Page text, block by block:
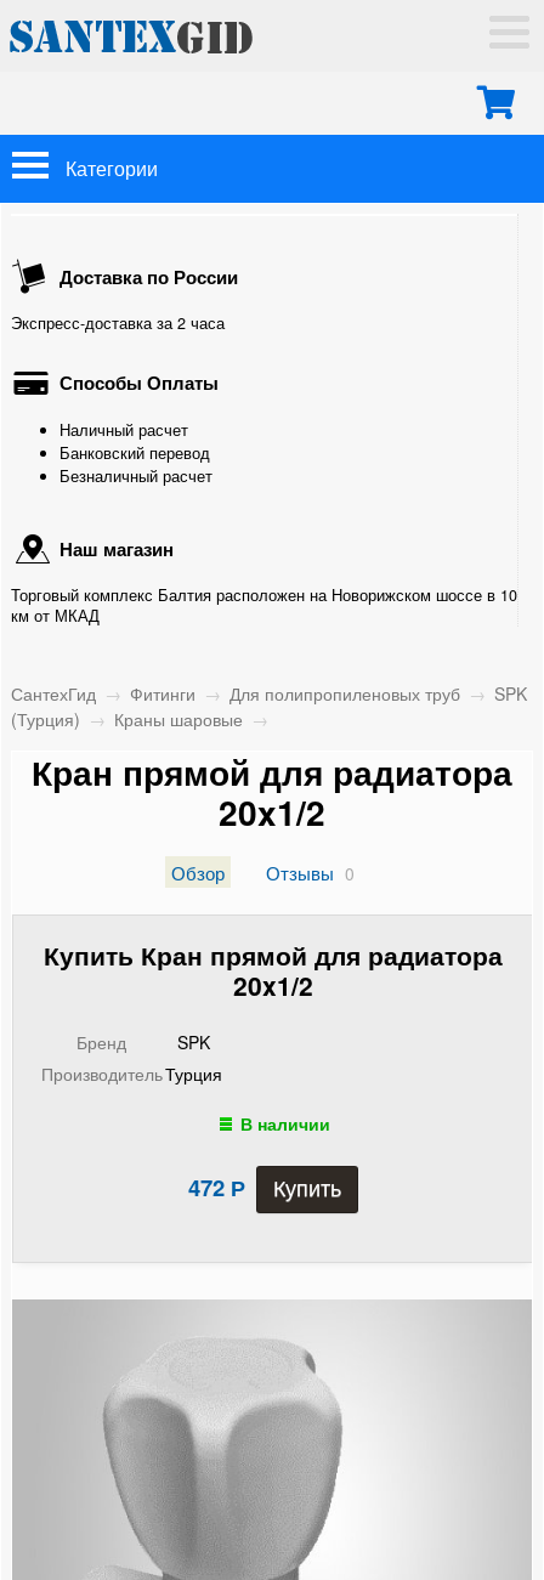
ГЛАВНАЯ
МОНТАЖ
КОНТАКТЫ
Категории
Трубы
Фитинги
Для труб из сшитого полиэтилена
SPK (Турция)
Комбинированная муфта НР
Разъемная муфта НР
Разъемная муфта ВР
Муфта с накидной гайкой
Соединение разъемное
Переходная соединительная муфта
Тройник
Тройник переходной
Тройник с внутренней резьбой
Угольник 45°
Угольник с наружной резьбой
Угольник с внутренней резьбой
Угольник с креплением
Краны шаровые
Крестовина
Доставка по России
Экспресс-доставка за 2 часа
Способы Оплаты
Наличный расчет
Банковский перевод
Безналичный расчет
Наш магазин
Торговый комплекс Балтия расположен на Новорижском шоссе в 10
км от МКАД
СантехГид → Фитинги → Для полипропиленовых труб → SPK
(Турция) → Краны шаровые →
Кран прямой для радиатора
20x1/2
Обзор Отзывы 0
Купить Кран прямой для радиатора
20x1/2
Бренд
SPK
ПроизводительТурция
В наличии
472 Р